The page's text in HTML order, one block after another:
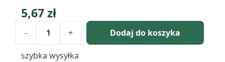
5,67zł
- + Dodaj do koszyka
szybka wysyłka